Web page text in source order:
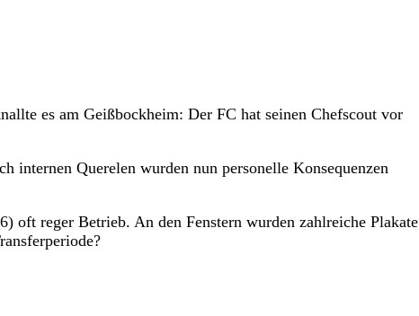
es am Geißbockheim: Der FC hat seinen Chefscout vor
internen Querelen wurden nun personelle Konsequenzen
oft reger Betrieb. An den Fenstern wurden zahlreiche Plakate